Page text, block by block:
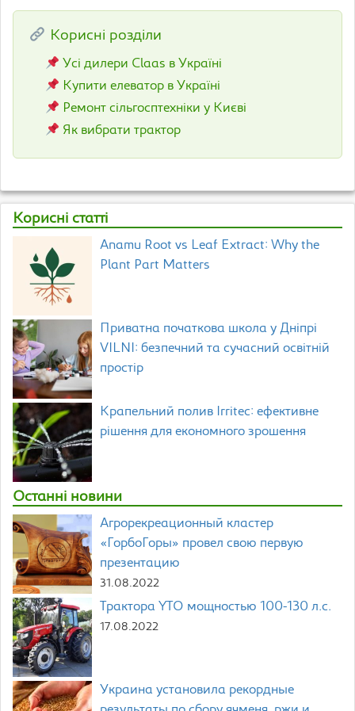
Корисні розділи
Усі дилери Claas в Україні
Купити елеватор в Україні
Ремонт сільгосптехніки у Києві
Як вибрати трактор
Корисні статті
Anamu Root vs Leaf Extract: Why the
Plant Part Matters
Приватна початкова школа у Дніпрі
VILNI: безпечний та сучасний освітній
простір
Крапельний полив Irritec: ефективне
рішення для економного зрошення
Останні новини
Агрорекреационный кластер
«ГорбоГоры» провел свою первую
презентацию
31.08.2022
Трактора YTO мощностью 100-130 л.с.
17.08.2022
Украина установила рекордные